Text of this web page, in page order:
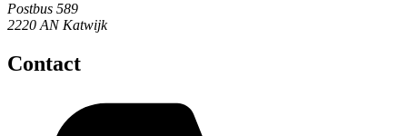
Postbus 589
2220 AN Katwijk
Contact